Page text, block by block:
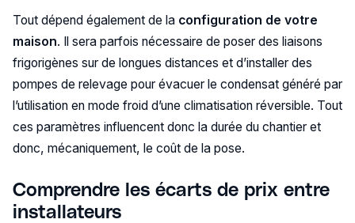
Tout dépend également de la configuration de votre
maison. Il sera parfois nécessaire de poser des liaisons
frigorigènes sur de longues distances et d’installer des
pompes de relevage pour évacuer le condensat généré par
l’utilisation en mode froid d’une climatisation réversible. Tout
ces paramètres influencent donc la durée du chantier et
donc, mécaniquement, le coût de la pose.
Comprendre les écarts de prix entre
installateurs